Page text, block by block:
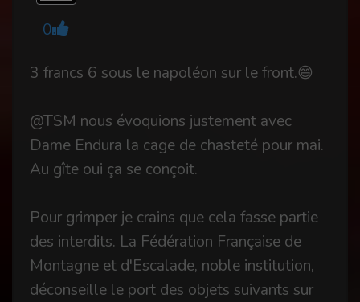
0
3 francs 6 sous le napoléon sur le front.😄
@TSM nous évoquions justement avec
Dame Endura la cage de chasteté pour mai.
Au gîte oui ça se conçoit.
Pour grimper je crains que cela fasse partie
des interdits. La Fédération Française de
Montagne et d'Escalade, noble institution,
déconseille le port des objets suivants sur